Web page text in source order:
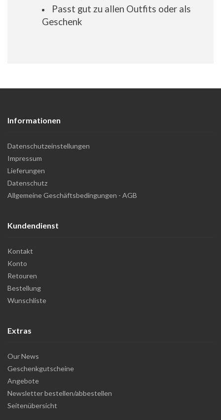
Passt gut zu allen Outfits oder als
Geschenk
Informationen
Datenschutzeinstellungen
Impressum
Lieferungen
Datenschutz
Allgemeine Geschäftsbedingungen - AGB
Kundendienst
Kontakt
Konto
Retouren
Bestellung
Wunschliste
Extras
Our News
Geschenkgutscheine
Angebote
Newsletter bestellen/abbestellen
Seitenübersicht